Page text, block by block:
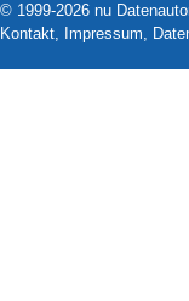
© 1999-2026 nu
Kontakt, Impressum,